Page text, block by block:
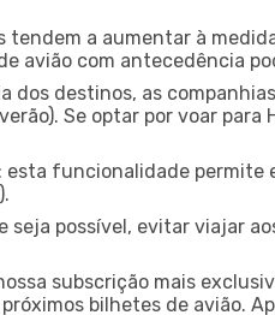
tendem a aumentar à
avião com antecedência
dos destinos, as
Se optar por voar
: esta funcionalidade permite
seja possível, evitar viajar
subscrição mais
bilhetes de avião.